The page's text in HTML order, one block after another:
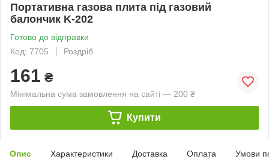
Портативна газова плита під газовий
балончик K-202
Готово до відправки
Код: 7705
Роздріб
161 ₴
Мінімальна сума замовлення на сайті — 200 ₴
Купити
Опис Характеристики Доставка Оплата Умови